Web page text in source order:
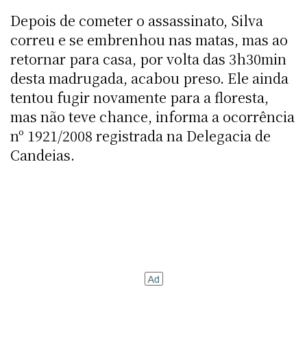
Depois de cometer o assassinato, Silva
correu e se embrenhou nas matas, mas ao
retornar para casa, por volta das 3h30min
desta madrugada, acabou preso. Ele ainda
tentou fugir novamente para a floresta,
mas não teve chance, informa a ocorrência
nº 1921/2008 registrada na Delegacia de
Candeias.